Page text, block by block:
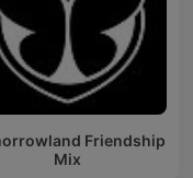
Friendship
Mix